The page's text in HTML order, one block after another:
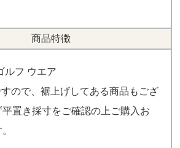
商品特徴
ルフ ウエア
ので、裾上げしてある商品もござ
置き採寸をご確認の上ご購入お